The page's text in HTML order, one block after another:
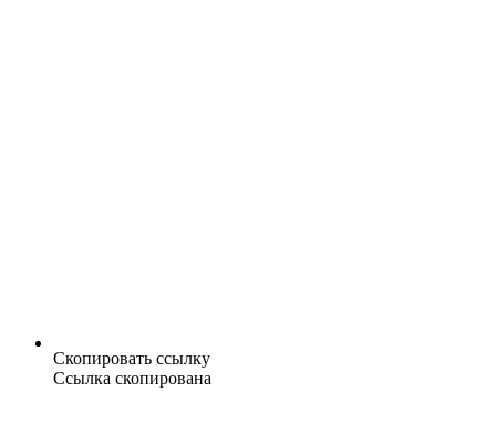
Скопировать ссылку
Ссылка скопирована